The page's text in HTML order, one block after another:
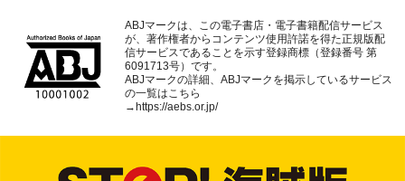
ABJマークは、この電子書店・電子書籍配信サービス
が、著作権者からコンテンツ使用許諾を得た正規版配
信サービスであることを示す登録商標（登録番号 第
6091713号）です。
ABJマークの詳細、ABJマークを掲示しているサービス
の一覧はこちら
→ https://aebs.or.jp/